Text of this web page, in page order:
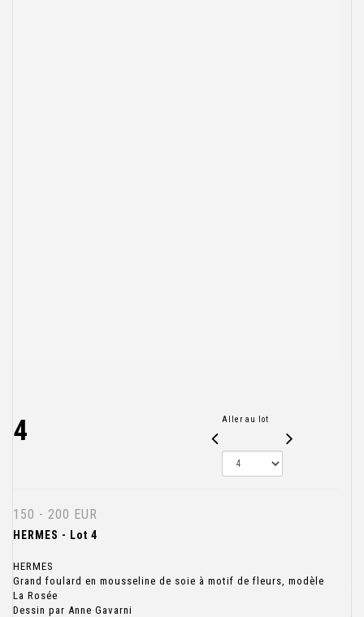
4 Aller au lot
150 - 200 EUR
HERMES - Lot 4
HERMES
Grand foulard en mousseline de soie à motif de fleurs, modèle
La Rosée
Dessin par Anne Gavarni